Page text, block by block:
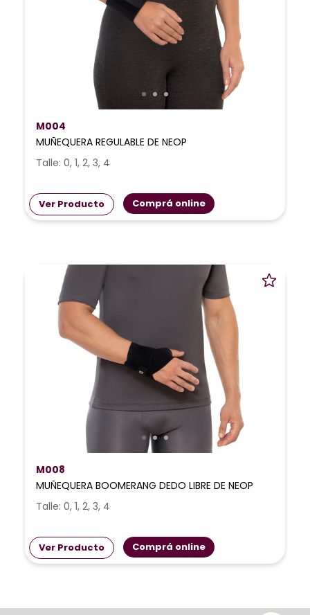
M004
MUÑEQUERA REGULABLE DE NEOP
Talle: 0, 1, 2, 3, 4
Ver Producto Comprá online
M008
MUÑEQUERA BOOMERANG DEDO LIBRE DE NEOP
Talle: 0, 1, 2, 3, 4
Ver Producto Comprá online